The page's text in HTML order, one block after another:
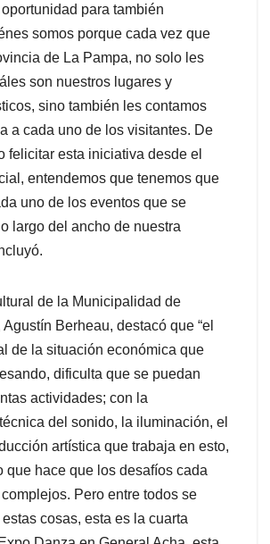
para también
somos porque cada vez que
de La Pampa, no solo les
son nuestros lugares y
sino también les contamos
a cada uno de los visitantes. De
felicitar esta iniciativa desde el
entendemos que tenemos que
uno de los eventos que se
largo del ancho de nuestra
de la Municipalidad de
Berheau, destacó que “el
de la situación económica que
dificulta que se puedan
actividades; con la
del sonido, la iluminación, el
artística que trabaja en esto,
que hace que los desafíos cada
Pero entre todos se
cosas, esta es la cuarta